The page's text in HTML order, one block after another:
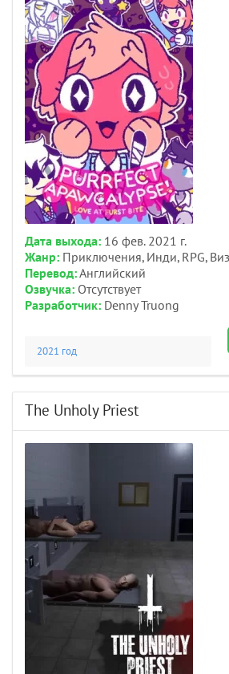
Дата выхода: 16 фев. 2021 г.
Жанр: Приключения, Инди, RPG,
Перевод:Английский
Озвучка: Отсутствует
Разработчик: Denny Truong
2021 год
The Unholy Priest